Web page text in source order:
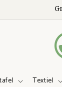
Textiel